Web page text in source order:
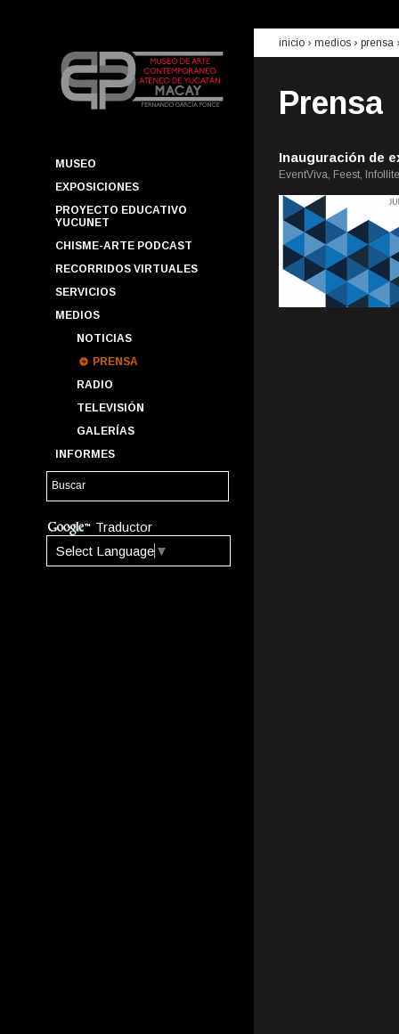
MUSEO
EXPOSICIONES
PROYECTO EDUCATIVO
YUCUNET
CHISME-ARTE PODCAST
RECORRIDOS VIRTUALES
SERVICIOS
MEDIOS
NOTICIAS
PRENSA
RADIO
TELEVISIÓN
GALERÍAS
INFORMES
Traductor
Select Language ▼
inicio › medios › prensa
Prensa
Inauguración de
EventViva, Feest,